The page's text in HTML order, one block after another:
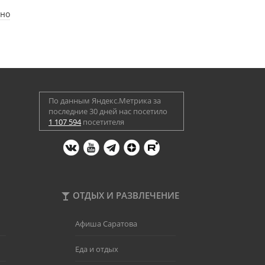
По данным Яндекс.Метрика за
последние 30 дней нас посетило
1 107 594посетителя
ОТДЫХ И РАЗВЛЕЧЕНИЕ
Афиша Саратова
Еда и отдых